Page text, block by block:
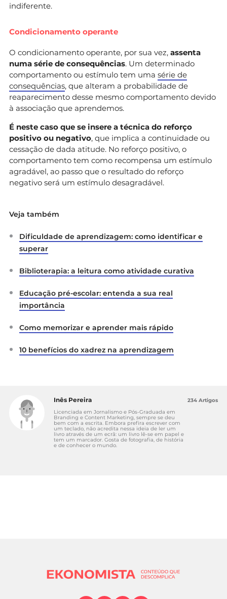
indiferente.
Condicionamento operante
O condicionamento operante, por sua vez, assenta
numa série de consequências. Um determinado
comportamento ou estímulo tem uma série de
consequências, que alteram a probabilidade de
reaparecimento desse mesmo comportamento devido
à associação que aprendemos.
É neste caso que se insere a técnica do reforço
positivo ou negativo, que implica a continuidade ou
cessação de dada atitude. No reforço positivo, o
comportamento tem como recompensa um estímulo
agradável, ao passo que o resultado do reforço
negativo será um estímulo desagradável.
Veja também
Dificuldade de aprendizagem: como identificar e
superar
Biblioterapia: a leitura como atividade curativa
Educação pré-escolar: entenda a sua real
importância
Como memorizar e aprender mais rápido
10 benefícios do xadrez na aprendizagem
Inês Pereira
Licenciada em Jornalismo e Pós-Graduada em
Branding e Content Marketing, sempre se deu
bem com a escrita. Embora prefira escrever com
um teclado, não acredita nessa ideia de ler um
livro através de um ecrã: um livro lê-se em papel e
tem um marcador. Gosta de fotografia, de história
e de conhecer o mundo.
234 Artigos